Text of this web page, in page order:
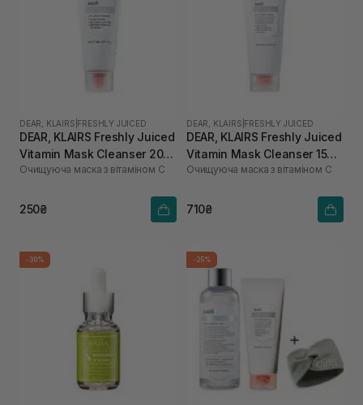
DEAR, KLAIRS FRESHLY JUICED
DEAR, KLAIRS Freshly Juiced
Vitamin Mask Cleanser 20
мл
Очищуюча маска з вітаміном С
250₴
DEAR, KLAIRS FRESHLY JUICED
DEAR, KLAIRS Freshly Juiced
Vitamin Mask Cleanser 150
мл
Очищуюча маска з вітаміном С
710₴
-30% -25%